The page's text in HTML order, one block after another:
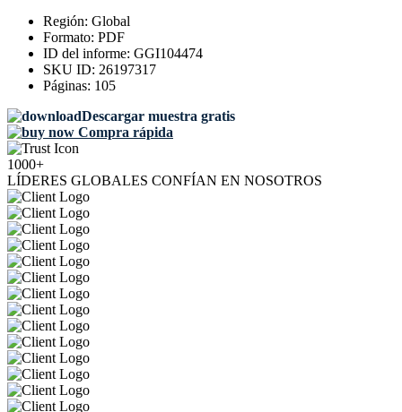
Región: Global
Formato: PDF
ID del informe: GGI104474
SKU ID: 26197317
Páginas: 105
Descargar muestra gratis
Compra rápida
1000+
LÍDERES GLOBALES CONFÍAN EN NOSOTROS